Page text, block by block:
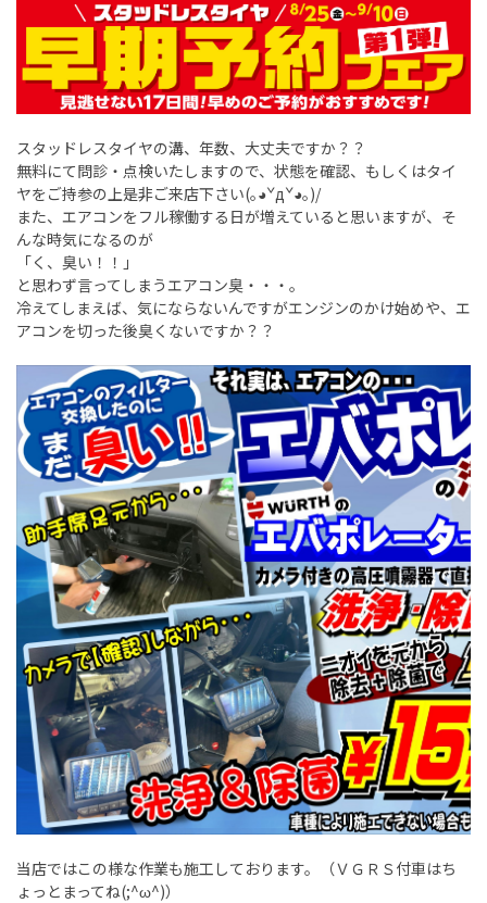
スタッドレスタイヤの溝、年数、大丈夫ですか？？
無料にて問診・点検いたしますので、状態を確認、もしくはタイ
ヤをご持参の上是非ご来店下さい(｡◕ˇдˇ​◕｡)/
また、エアコンをフル稼働する日が増えていると思いますが、そ
んな時気になるのが
「く、臭い！！」
と思わず言ってしまうエアコン臭・・・。
冷えてしまえば、気にならないんですがエンジンのかけ始めや、エ
アコンを切った後臭くないですか？？
当店ではこの様な作業も施工しております。（ＶＧＲＳ付車はち
ょっとまってね(;^ω^)）